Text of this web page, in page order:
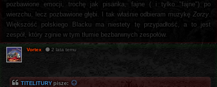
pozbawione emocji, trochę jak pisanka, fajne ( i tylko "fajne") po
wierzchu, lecz pozbawione głębi. I tak właśnie odbieram muzykę Zorzy.
Większość polskiego Blacku ma niestety tę przypadłość, a to jest
zespół, który zginie w tym tłumie bezbarwnych zespołów.
Vortex 2 lata temu
TITELITURY pisze: